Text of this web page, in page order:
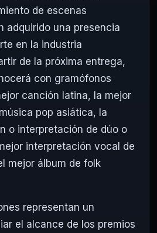
de escenas
adquirido una presencia
en la industria
de la próxima entrega,
con gramófonos
canción latina, la mejor
pop asiática, la
o interpretación de dúo o
interpretación vocal de
mejor álbum de folk
representan un
el alcance de los premios